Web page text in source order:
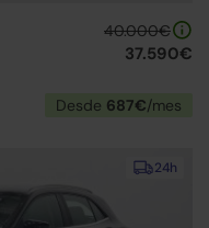
40.000€
37.590€
Desde 687€/mes
24h